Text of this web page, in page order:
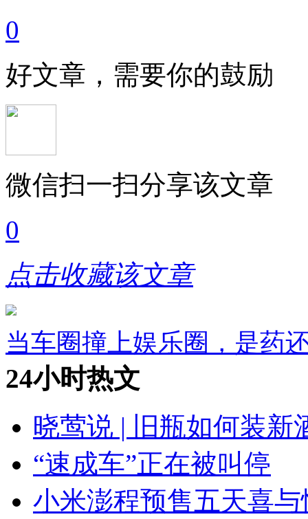
0
好文章，需要你的鼓励
微信扫一扫分享该文章
0
点击收藏该文章
当车圈撞上娱乐圈，是药
24小时热文
晓莺说 | 旧瓶如何装新
“速成车”正在被叫停
小米澎程预售五天喜与